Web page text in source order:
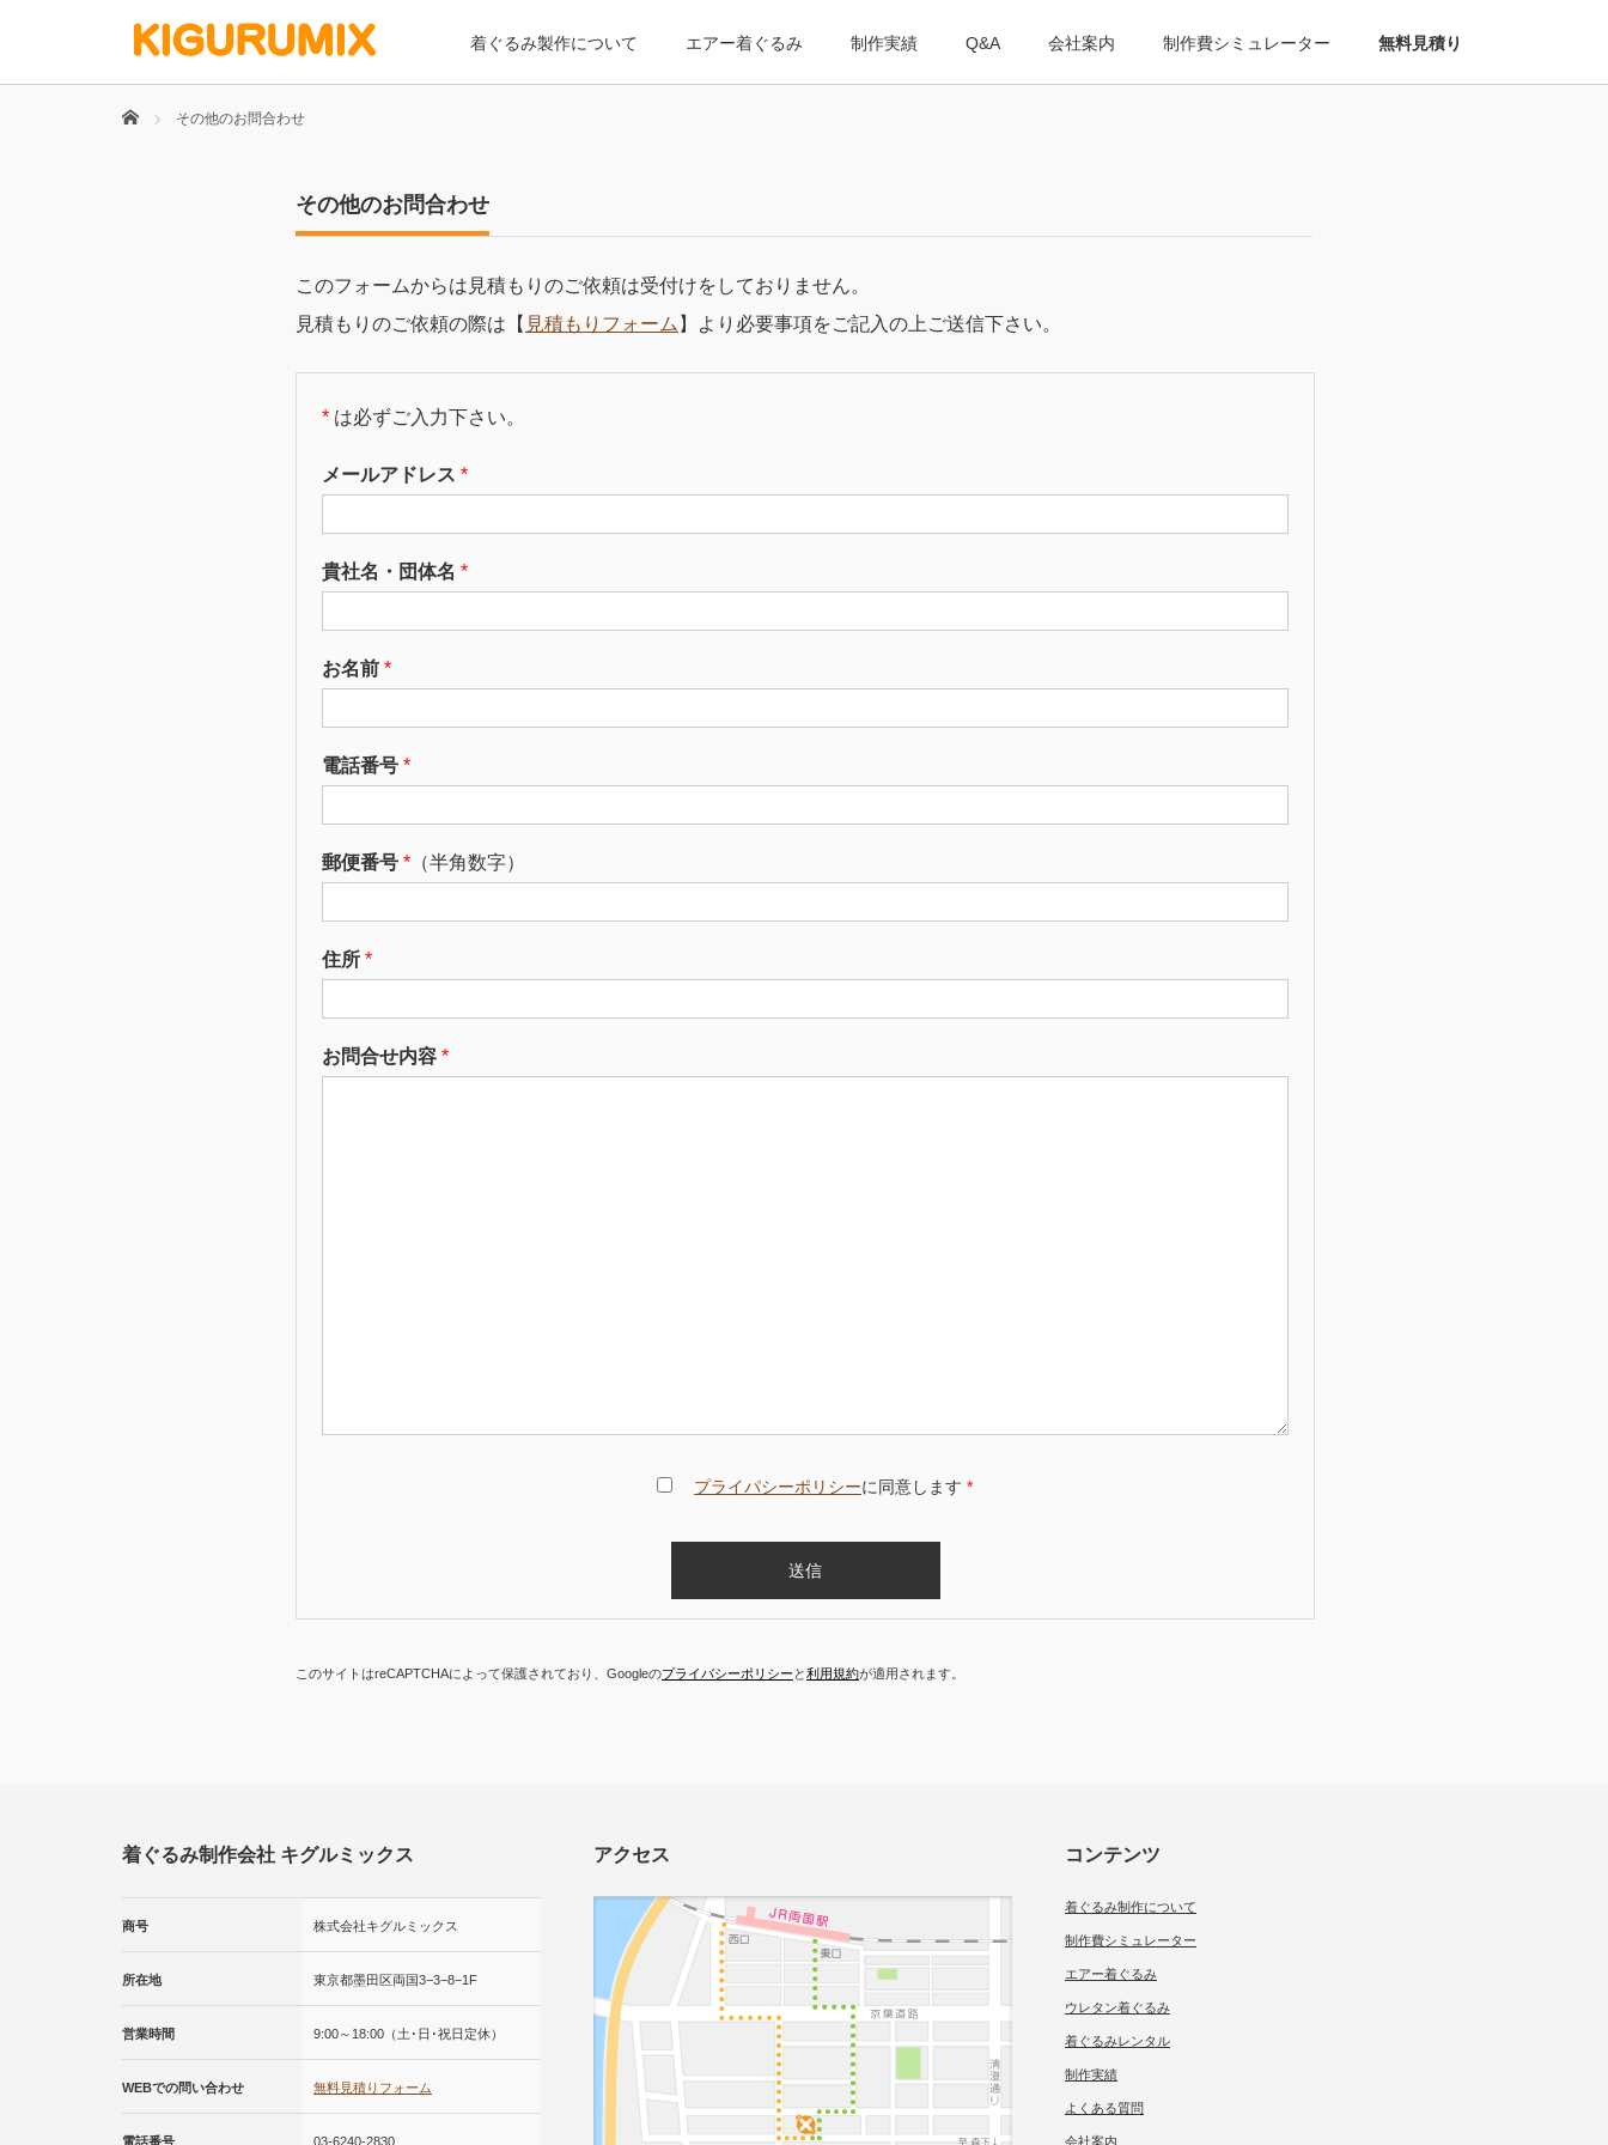
着ぐるみ製作について エアー着ぐるみ 制作実績 Q&A 会社案内 制作費シミュレーター 無料見積り
Home その他のお問合わせ
その他のお問合わせ
このフォームからは見積もりのご依頼は受付けをしておりません。
見積もりのご依頼の際は【 見積もりフォーム 】より必要事項をご記入の上ご送信下さい。
* は必ずご入力下さい。
メールアドレス *
貴社名・団体名 *
お名前 *
電話番号 *
郵便番号 * （半角数字）
住所 *
お問合せ内容 *
プライパシーポリシーに同意します *
このサイトはreCAPTCHAによって保護されており、Googleのプライバシーポリシー と利用規約が適用されます。
着ぐるみ制作会社 キグルミックス
商号 株式会社キグルミックス
所在地 東京都墨田区両国3−3−8−1F
営業時間 9:00～18:00（土･日･祝日定休）
WEBでの問い合わせ 無料見積りフォーム
電話番号 03-6240-2830
アクセス コンテンツ
着ぐるみ制作について
制作費シミュレーター
エアー着ぐるみ
ウレタン着ぐるみ
着ぐるみレンタル
制作実績
よくある質問
会社案内